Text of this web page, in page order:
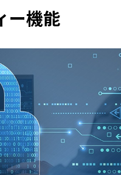
ー機能